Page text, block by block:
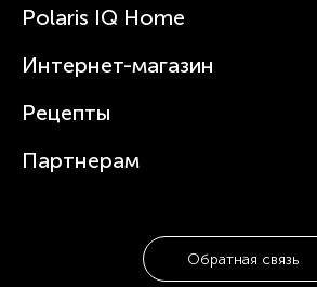
Зубные щетки и ирригаторы
Увлажнители
Посуда
Статьи
Сервисные центры
Где купить
Polaris IQ Home
Интернет-магазин
Рецепты
Партнерам
Обратная связь